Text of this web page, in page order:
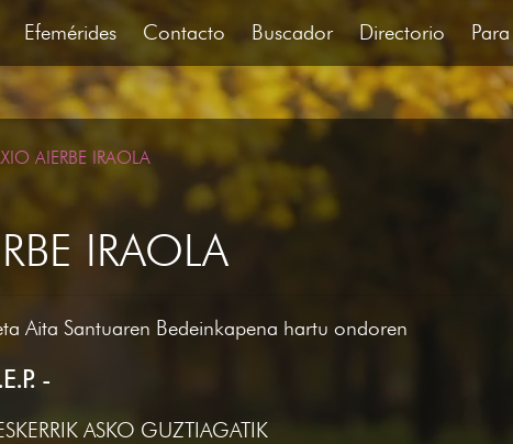
Efemérides Contacto Buscador Directorio
AIERBE IRAOLA
IRAOLA
Aita Santuaren Bedeinkapena hartu ondoren
-
ASKO GUZTIAGATIK